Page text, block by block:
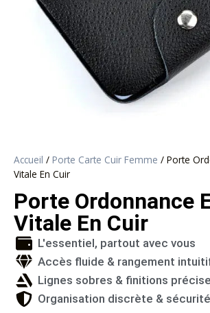
Accueil / Porte Carte Cuir Femme​ / Porte
Vitale En Cuir
Porte Ordonnance
Vitale En Cuir
L'essentiel, partout avec vous
Accès fluide & rangement
Lignes sobres & finitions
Organisation discrète &